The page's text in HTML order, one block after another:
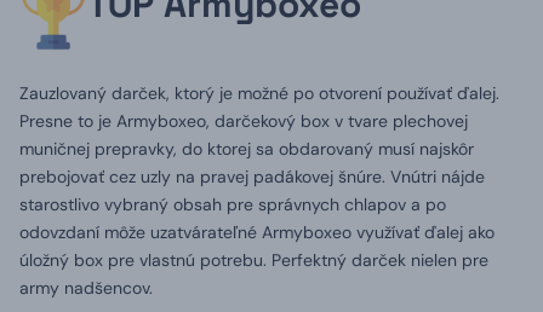
Zauzlovaný darček, ktorý je možné po otvorení používať ďalej.
Presne to je Armyboxeo, darčekový box v tvare plechovej
muničnej prepravky, do ktorej sa obdarovaný musí najskôr
prebojovať cez uzly na pravej padákovej šnúre. Vnútri nájde
starostlivo vybraný obsah pre správnych chlapov a po
odovzdaní môže uzatvárateľné Armyboxeo využívať ďalej ako
úložný box pre vlastnú potrebu. Perfektný darček nielen pre
army nadšencov.